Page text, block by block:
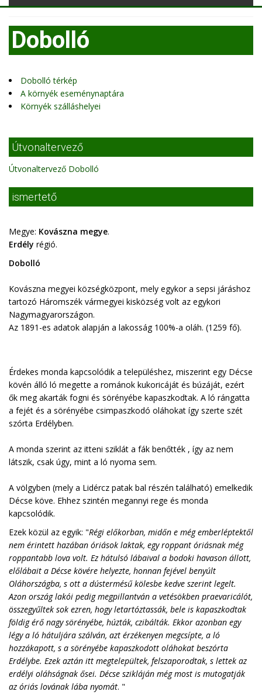
Romana
Dobolló
Dobolló térkép
A környék eseménynaptára
Környék szálláshelyei
Útvonaltervező
Útvonaltervező Dobolló
ismertető
Megye: Kovászna megye.
Erdély régió.
Dobolló
Kovászna megyei községközpont, mely egykor a sepsi járáshoz
tartozó Háromszék vármegyei kisközség volt az egykori
Nagymagyarországon.
Az 1891-es adatok alapján a lakosság 100%-a oláh. (1259 fő).
Érdekes monda kapcsolódik a településhez, miszerint egy Décse
kövén álló ló megette a románok kukoricáját és búzáját, ezért
ők meg akarták fogni és sörényébe kapaszkodtak. A ló rángatta
a fejét és a sörényébe csimpaszkodó oláhokat így szerte szét
szórta Erdélyben.
A monda szerint az itteni sziklát a fák benőtték , így az nem
látszik, csak úgy, mint a ló nyoma sem.
A völgyben (mely a Lidércz patak bal részén található) emelkedik
Décse köve. Ehhez szintén megannyi rege és monda
kapcsolódik.
Ezek közül az egyik: "Régi előkorban, midőn e még emberléptektől
nem érintett hazában óriások laktak, egy roppant óriásnak még
roppantabb lova volt. Ez hátulsó lábaival a bodoki havason állott,
előlábait a Décse kövére helyezte, honnan fejével benyúlt
Oláhországba, s ott a dústermésű kölesbe kedve szerint legelt.
Azon ország lakói pedig megpillantván a vetésökben praevaricálót,
összegyűltek sok ezren, hogy letartóztassák, bele is kapaszkodtak
földig érő nagy sörényébe, húzták, czibálták. Ekkor azonban egy
légy a ló hátuljára szálván, azt érzékenyen megcsípte, a ló
hozzákapott, s a sörényébe kapaszkodott oláhokat beszórta
Erdélybe. Ezek aztán itt megtelepültek, felszaporodtak, s lettek az
erdélyi oláhságnak ősei. Décse szikláján még most is mutogatják
az óriás lovának lába nyomát. "